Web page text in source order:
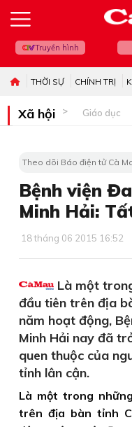
Truyền hình
THỜI SỰ CHÍNH TRỊ
Xã hội Giáo dục
Theo dõi Báo điện tử Cà
Bệnh viện
Minh Hải:
18 tháng 06 2015 16:52
Là một
đầu tiên trên địa
năm hoạt động,
Minh Hải nay đã
quen thuộc của
tỉnh lân cận.
Là một trong
trên địa bàn tỉnh